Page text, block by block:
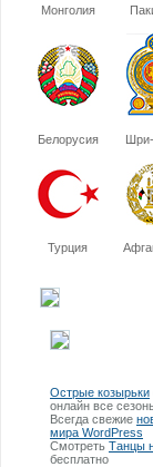
Монголия
Белорусия
Турция
Острые козырьки
онлайн все
Всегда свежие
мира WordPress
Смотреть Танцы
бесплатно